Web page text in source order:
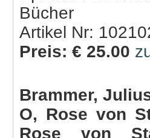
Bücher
Artikel Nr:
Preis: € 25.00
Brammer,
O, Rose von
Rose von